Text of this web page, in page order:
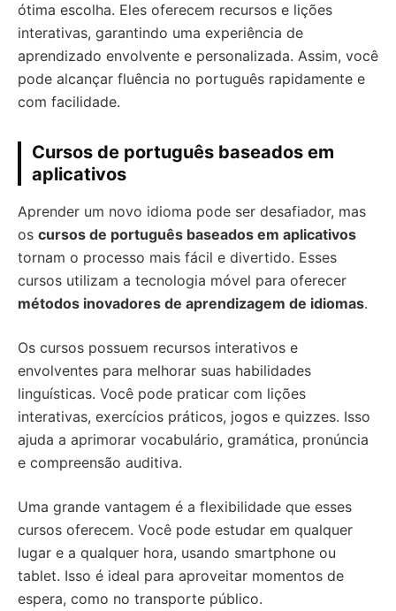
ótima escolha. Eles oferecem recursos e lições
interativas, garantindo uma experiência de
aprendizado envolvente e personalizada. Assim, você
pode alcançar fluência no português rapidamente e
com facilidade.
Cursos de português baseados em
aplicativos
Aprender um novo idioma pode ser desafiador, mas
os cursos de português baseados em aplicativos
tornam o processo mais fácil e divertido. Esses
cursos utilizam a tecnologia móvel para oferecer
métodos inovadores de aprendizagem de idiomas.
Os cursos possuem recursos interativos e
envolventes para melhorar suas habilidades
linguísticas. Você pode praticar com lições
interativas, exercícios práticos, jogos e quizzes. Isso
ajuda a aprimorar vocabulário, gramática, pronúncia
e compreensão auditiva.
Uma grande vantagem é a flexibilidade que esses
cursos oferecem. Você pode estudar em qualquer
lugar e a qualquer hora, usando smartphone ou
tablet. Isso é ideal para aproveitar momentos de
espera, como no transporte público.